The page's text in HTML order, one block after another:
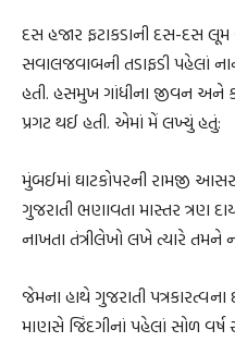
દસ હજાર ફટાકડાની દસ-દસ
સવાલજવાબની તડાફડી પહેલાં
હતી. હસમુખ ગાંધીના જીવન અને
પ્રગટ થઈ હતી. એમાં મેં લખ્યું હતું:
મુંબઈમાં ઘાટકોપરની રામજી
ગુજરાતી ભણાવતા માસ્તર ત્રણ
નાખતા તંત્રીલેખો લખે ત્યારે તમને
જેમના હાથે ગુજરાતી
માણસે જિંદગીનાં પહેલાં સોળ